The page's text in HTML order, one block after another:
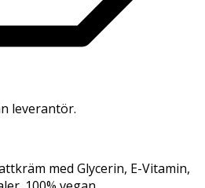
leverantör.
med Glycerin, E-Vitamin,